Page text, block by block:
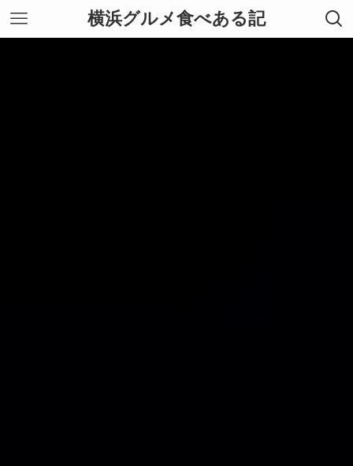
横浜グルメ食べある記